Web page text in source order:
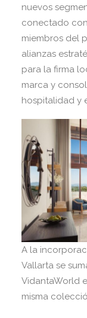
nuevos
conectado
miembros del
alianzas
para la firma
marca y
hospitalidad y
A la
Vallarta se
VidantaWorld
misma